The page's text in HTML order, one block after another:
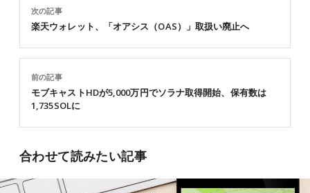
前の記事
モブキャストHDが5,000万円でソラナ取得開始、保有数は
1,735SOLに
次の記事
楽天ウォレット、「オアシス（OAS）」取扱い廃止へ
合わせて読みたい記事